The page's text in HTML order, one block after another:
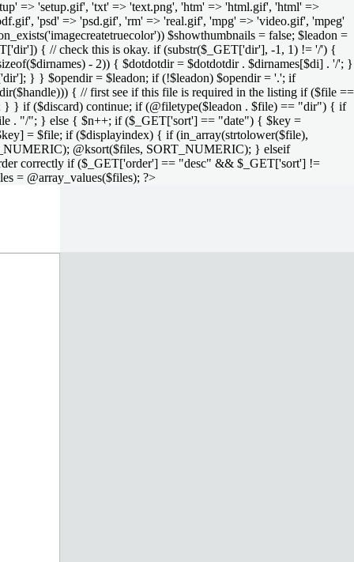
=> 'setup.gif', 'txt' => 'text.png', 'htm' => 'html.gif', 'html' =>
'psd' => 'psd.gif', 'rm' => 'real.gif', 'mpg' => 'video.gif', 'mpeg'
$showthumbnails = false; $leadon =
{ // check this is okay. if (substr($_GET['dir'], -1, 1) != '/') {
- 2)) { $dotdotdir = $dotdotdir . $dirnames[$di] . '/'; }
} } $opendir = $leadon; if (!$leadon) $opendir = '.'; if
{ // first see if this file is required in the listing if ($file ==
} } if ($discard) continue; if (@filetype($leadon . $file) == "dir") { if
. "/"; } else { $n++; if ($_GET['sort'] == "date") { $key =
= $file; if ($displayindex) { if (in_array(strtolower($file),
@ksort($files, SORT_NUMERIC); } elseif
correctly if ($_GET['order'] == "desc" && $_GET['sort'] !=
= @array_values($files); ?>